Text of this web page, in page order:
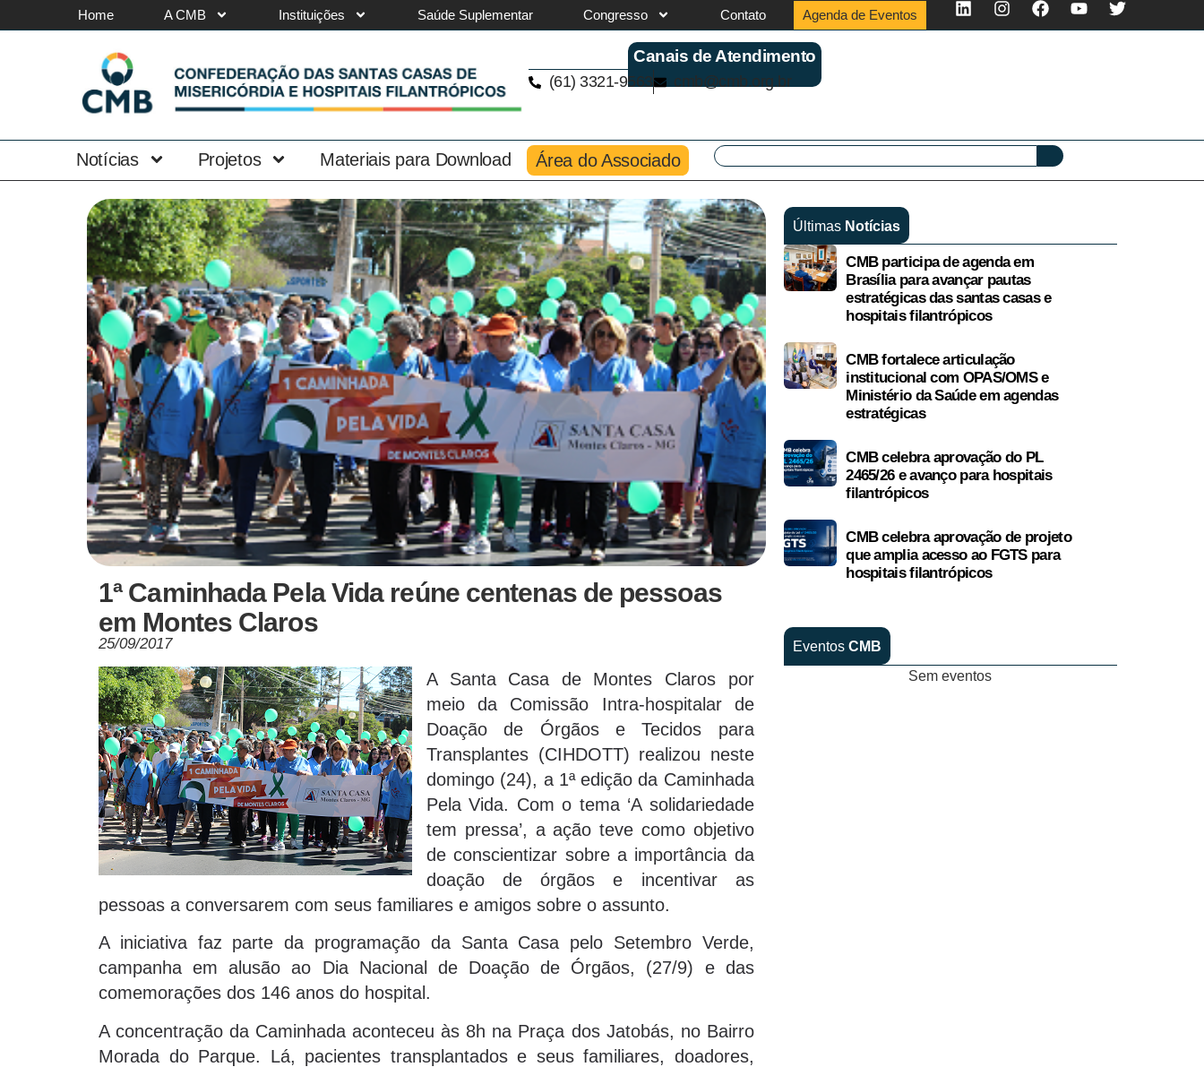
Home A CMB Instituições Saúde Suplementar Congresso Contato Agenda de Eventos
Canais de Atendimento
(61) 3321-9563 cmb@cmb.org.br
Notícias Projetos Materiais para Download Área do Associado
1ª Caminhada Pela Vida reúne centenas de pessoas
em Montes Claros
25/09/2017
A Santa Casa de Montes Claros por
meio da Comissão Intra-hospitalar de
Doação de Órgãos e Tecidos para
Transplantes (CIHDOTT) realizou neste
domingo (24), a 1ª edição da Caminhada
Pela Vida. Com o tema ‘A solidariedade
tem pressa’, a ação teve como objetivo
de conscientizar sobre a importância da
doação de órgãos e incentivar as
pessoas a conversarem com seus familiares e amigos sobre o assunto.
A iniciativa faz parte da programação da Santa Casa pelo Setembro Verde,
campanha em alusão ao Dia Nacional de Doação de Órgãos, (27/9) e das
comemorações dos 146 anos do hospital.
A concentração da Caminhada aconteceu às 8h na Praça dos Jatobás, no Bairro
Morada do Parque. Lá, pacientes transplantados e seus familiares, doadores,
Últimas Notícias
CMB participa de agenda em
Brasília para avançar pautas
estratégicas das santas casas e
hospitais filantrópicos
CMB fortalece articulação
institucional com OPAS/OMS e
Ministério da Saúde em agendas
estratégicas
CMB celebra aprovação do PL
2465/26 e avanço para hospitais
filantrópicos
CMB celebra aprovação de projeto
que amplia acesso ao FGTS para
hospitais filantrópicos
Eventos CMB
Sem eventos